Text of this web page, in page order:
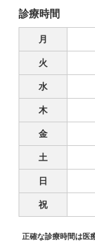
診療時間
月
火
水
木
金
土
日
祝
正確な診療時間は医